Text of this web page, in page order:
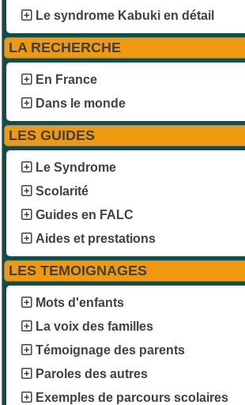
Le syndrome Kabuki en détail
LA RECHERCHE
En France
Dans le monde
LES GUIDES
Le Syndrome
Scolarité
Guides en FALC
Aides et prestations
LES TEMOIGNAGES
Mots d'enfants
La voix des familles
Témoignage des parents
Paroles des autres
Exemples de parcours scolaires